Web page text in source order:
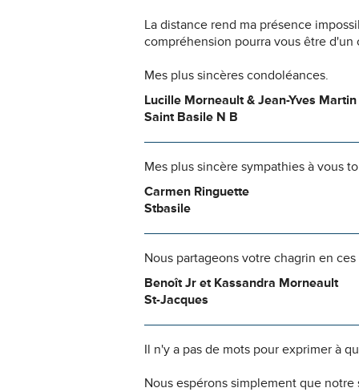
La distance rend ma présence
compréhension pourra vous être d'un
Mes plus sincères condoléances.
Lucille Morneault & Jean-Yves
Saint Basile N B
Mes plus sincère sympathies à vous
Carmen Ringuette
Stbasile
Nous partageons votre chagrin en
Benoît Jr et Kassandra Morneault
St-Jacques
Il n'y a pas de mots pour exprimer à
Nous espérons simplement que